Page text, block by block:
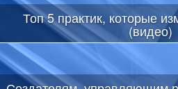
Топ 5 практик, которые
(видео)